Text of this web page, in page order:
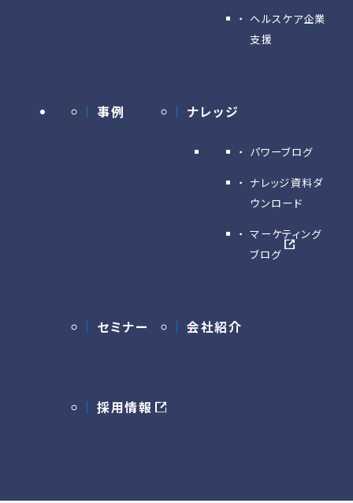
ヘルスケア企業
支援
事例 ナレッジ
パワーブログ
ナレッジ資料ダ
ウンロード
マーケティング
ブログ
セミナー 会社紹介
採用情報